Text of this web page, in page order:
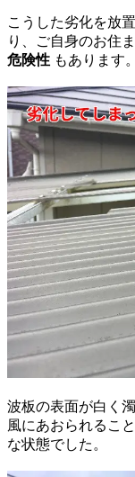
こうした劣化を放
り、ご自身のお住
危険性 もあります。
波板の表面が白く
風にあおられるこ
な状態でした。